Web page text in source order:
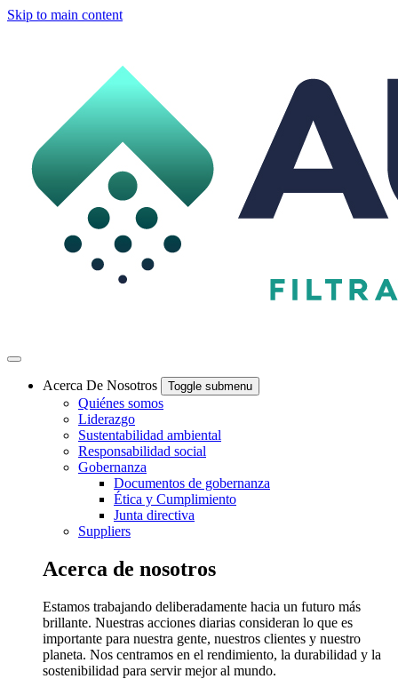
Skip to main content
Acerca De Nosotros Toggle submenu
Quiénes somos
Liderazgo
Sustentabilidad ambiental
Responsabilidad social
Gobernanza
Documentos de gobernanza
Ética y Cumplimiento
Junta directiva
Suppliers
Acerca de nosotros
Estamos trabajando deliberadamente hacia un futuro más
brillante. Nuestras acciones diarias consideran lo que es
importante para nuestra gente, nuestros clientes y nuestro
planeta. Nos centramos en el rendimiento, la durabilidad y la
sostenibilidad para servir mejor al mundo.